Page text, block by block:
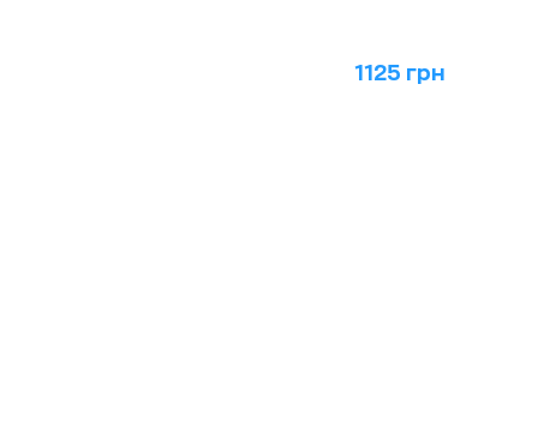
1125 грн